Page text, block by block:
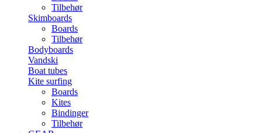
Tilbehør
Skimboards
Boards
Tilbehør
Bodyboards
Vandski
Boat tubes
Kite surfing
Boards
Kites
Bindinger
Tilbehør